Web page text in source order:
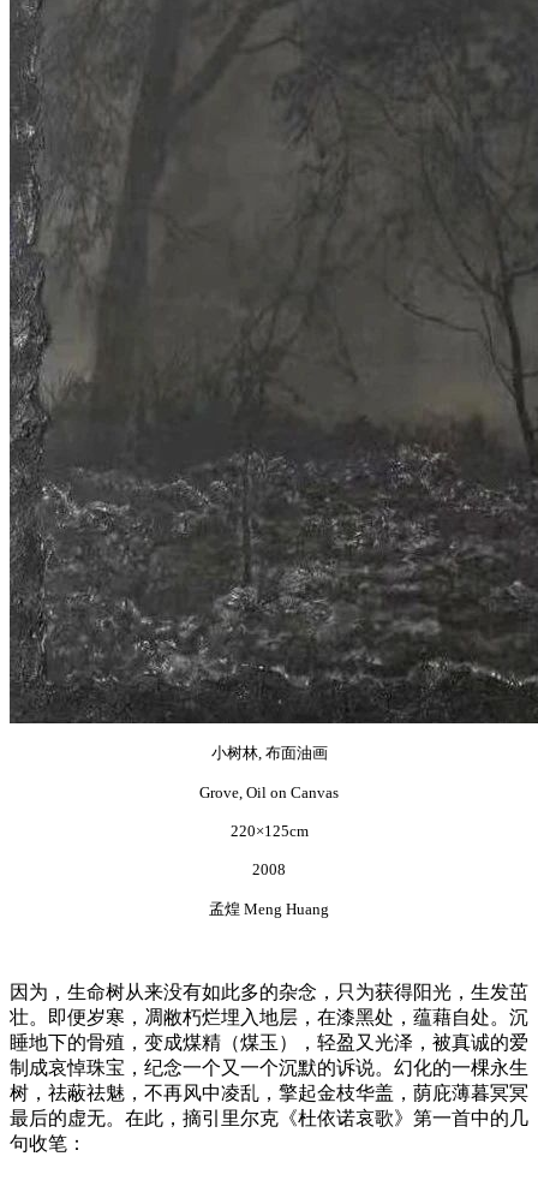
小树林, 布面油画
Grove, Oil on Canvas
220×125cm
2008
孟煌 Meng Huang
因为，生命树从来没有如此多的杂念，只为获得阳光，生发茁
壮。即便岁寒，凋敝朽烂埋入地层，在漆黑处，蕴藉自处。沉
睡地下的骨殖，变成煤精（煤玉），轻盈又光泽，被真诚的爱
制成哀悼珠宝，纪念一个又一个沉默的诉说。幻化的一棵永生
树，祛蔽祛魅，不再风中凌乱，擎起金枝华盖，荫庇薄暮冥冥
最后的虚无。在此，摘引里尔克《杜依诺哀歌》第一首中的几
句收笔：